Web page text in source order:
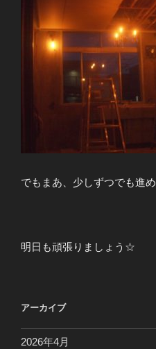
でもまあ、少しずつでも進
明日も頑張りましょう☆
アーカイブ
2026年4月